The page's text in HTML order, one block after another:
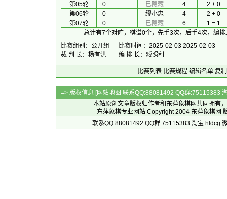
第05轮
0 已隐藏 4
2 + 0
第06轮
0 缪小忠 4
2 + 0
第07轮
0 已隐藏 6
1 = 1
总计有7个对阵，棋谱0个，先手3次，后手4次，编
比赛组别：公开组
比赛时间：2025-02-03 2025-02-03
裁 判 长：杨有洪
编 排 长：臧照利
比赛列表 比赛规程 编辑名单 复
-=> 版权信息 [网站地图 联系QQ:88081492 QQ群:75115383
本站原创文章版权归作者和 东萍象棋网共同拥有
东萍象棋专业网站 Copyright 2004 东萍象棋网
联系QQ:88081492 QQ群:75115383 淘宝:hldcg